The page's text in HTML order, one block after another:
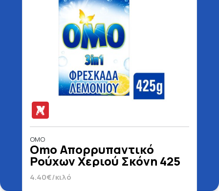
OMO
Omo Απορρυπαντικό
Ρούχων Χεριού Σκόνη 425
gr
4.40€/κιλό